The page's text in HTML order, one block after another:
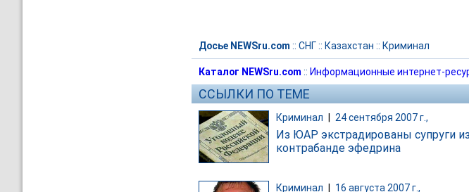
Досье NEWSru.com :: СНГ:: Казахстан :: Криминал
Каталог NEWSru.com :: Информационные интернет-
ССЫЛКИ ПО ТЕМЕ
Криминал 24 сентября 2007 г.,
Из ЮАР экстрадированы супруги
контрабанде эфедрина
Криминал 16 августа 2007 г.,